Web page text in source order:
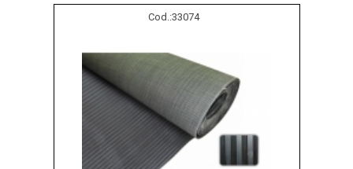
Cod.:33074